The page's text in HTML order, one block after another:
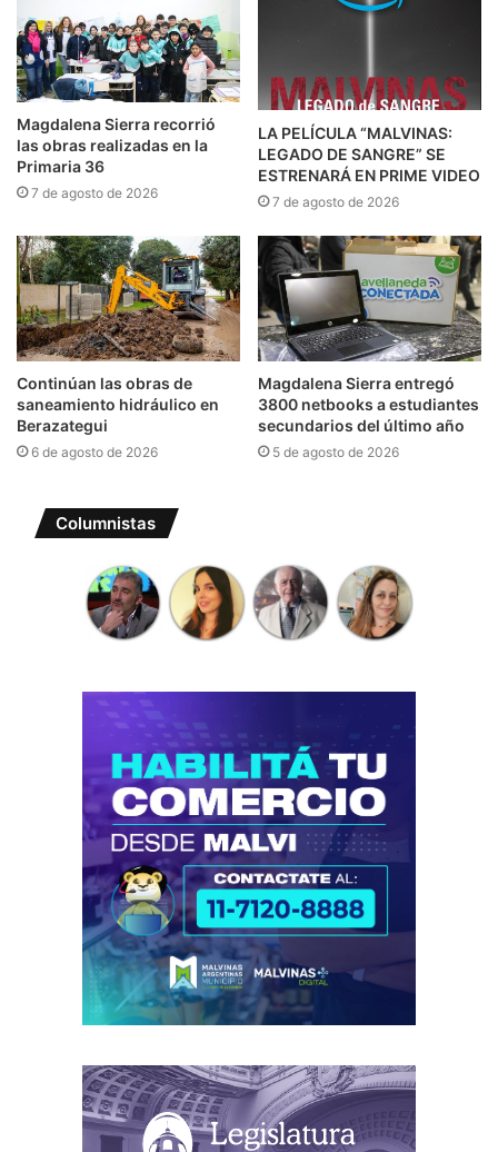
Magdalena Sierra recorrió
las obras realizadas en la
Primaria 36
7 de agosto de 2026
LA PELÍCULA “MALVINAS:
LEGADO DE SANGRE” SE
ESTRENARÁ EN PRIME VIDEO
7 de agosto de 2026
Continúan las obras de
saneamiento hidráulico en
Berazategui
6 de agosto de 2026
Magdalena Sierra entregó
3800 netbooks a estudiantes
secundarios del último año
5 de agosto de 2026
Columnistas